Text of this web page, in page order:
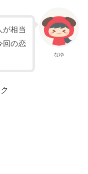
なゆ
が相当
回の恋